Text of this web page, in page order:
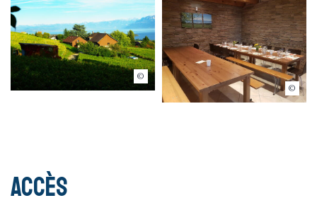
Famille Munier
Famille Munier
Accès